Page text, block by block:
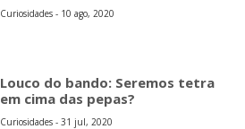
Curiosidades - 10 ago, 2020
Louco do bando: Seremos tetra
em cima das pepas?
Curiosidades - 31 jul, 2020